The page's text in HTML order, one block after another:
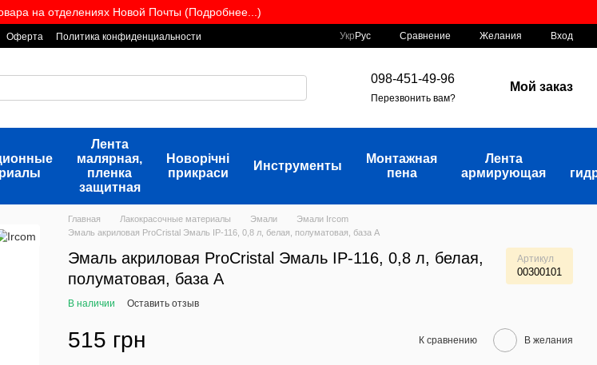
на отделениях Новой Почты (Подробнее...)
Оферта Политика конфиденциальности Укр Рус Сравнение Желания Вход
098-451-49-96
Перезвонить вам?
Мой заказ
Лента
малярная,
пленка
защитная
Новорічні
прикраси
Инструменты
Монтажная
пена
Лента
армирующая
Главная Лакокрасочные материалы Эмали
Эмали Ircom
Эмаль акриловая ProCristal Эмаль IP-116, 0,8 л, белая, полуматовая, база А
Эмаль акриловая ProCristal Эмаль IP-116, 0,8 л, белая,
полуматовая, база А
Артикул
00300101
В наличии Оставить отзыв
515 грн К сравнению В желания